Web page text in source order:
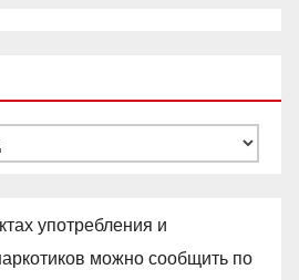
употребления и
можно сообщить по